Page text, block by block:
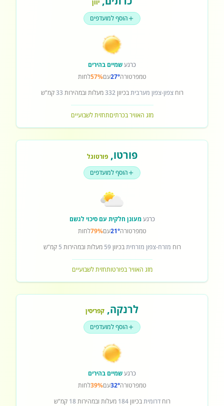
יוון
הוסף למועדפים
כרגעשמיים בהירים
טמפרטורה27°עם57%לחות
רוחצפון-צפון מערביתבכיוון332מעלות ובמהירות 33קמ"ש
מזג האוויר בכרתיםתחזית לשבועיים
פורטו,פורטוגל
הוסף למועדפים
כרגעמעונן חלקית עם סיכוי לגשם
טמפרטורה21°עם79%לחות
רוח מזרח-צפון מזרחיתבכיוון59 מעלות ובמהירות 5 קמ"ש
מזג האוויר בפורטותחזית לשבועיים
לרנקה, קפריסין
הוסף למועדפים
כרגעשמיים בהירים
טמפרטורה32°עם39%לחות
רוחדרומיתבכיוון184 מעלות ובמהירות18 קמ"ש